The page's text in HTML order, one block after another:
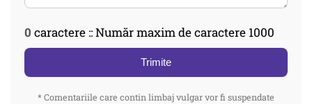
0 caractere :: Număr maxim de caractere 1000
Trimite
* Comentariile care contin limbaj vulgar vor fi suspendate